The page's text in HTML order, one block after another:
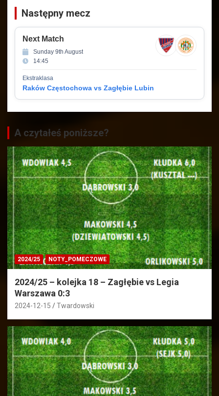
Następny mecz
Next Match
Sunday 9th August
14:45
Ekstraklasa
Raków Częstochowa vs Zagłębie Lubin
A czytałeś poniższe?
2024/25 NOTY_POMECZOWE
2024/25 – kolejka 18 – Zagłębie vs Legia
Warszawa 0:3
2024-12-15 Twardowski